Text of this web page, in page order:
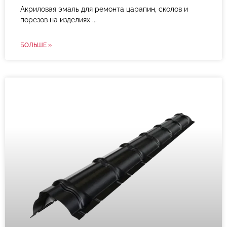
Акриловая эмаль для ремонта царапин, сколов и
порезов на изделиях
БОЛЬШЕ »